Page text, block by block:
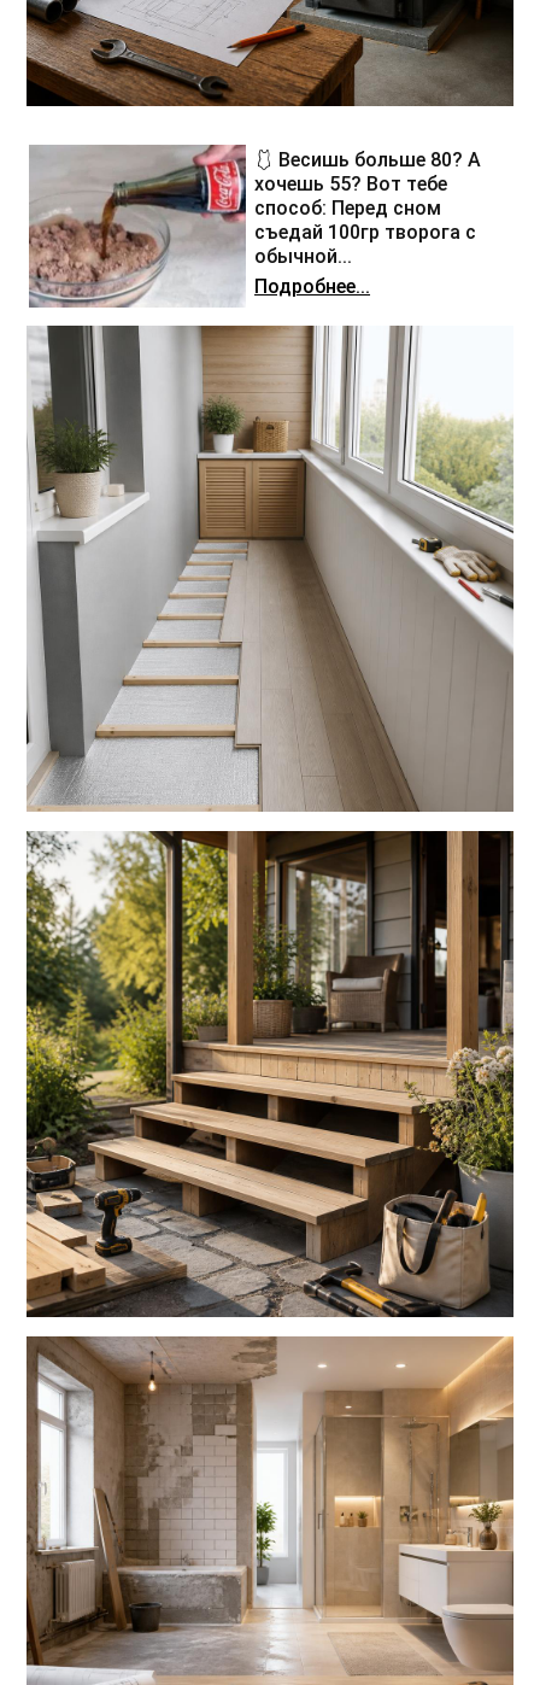
🩱 Весишь больше 80? А
хочешь 55? Вот тебе
способ: Перед сном
съедай 100гр творога с
обычной...
Подробнее...